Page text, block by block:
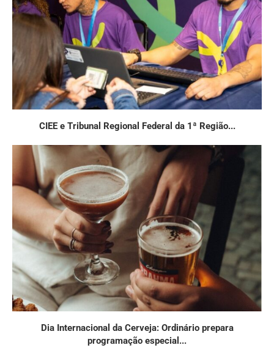
CIEE e Tribunal Regional Federal da 1ª Região...
Dia Internacional da Cerveja: Ordinário prepara
programação especial...